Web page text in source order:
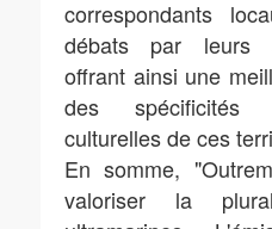
correspondants
débats par leurs
offrant ainsi une
des spécificités
culturelles de ces
En somme,
valoriser la